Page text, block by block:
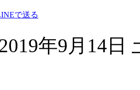
年9月14日